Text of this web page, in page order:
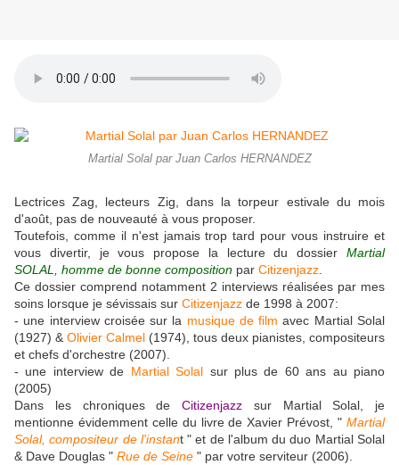
Martial Solal par Juan Carlos HERNANDEZ
Lectrices Zag, lecteurs Zig, dans la torpeur estivale du mois
d'août, pas de nouveauté à vous proposer.
Toutefois, comme il n'est jamais trop tard pour vous instruire et
vous divertir, je vous propose la lecture du dossier Martial
SOLAL, homme de bonne composition par Citizenjazz
Ce dossier comprend notamment 2 interviews réalisées par mes
soins lorsque je sévissais sur Citizenjazz de 1998 à 2007:
- une interview croisée sur la musique de film avec Martial Solal
(1927) & Olivier Calmel (1974), tous deux pianistes, compositeurs
et chefs d'orchestre (2007).
- une interview de Martial Solal sur plus de 60 ans au piano
(2005)
Dans les chroniques de Citizenjazz sur Martial Solal, je
mentionne évidemment celle du livre de Xavier Prévost, " Martial
Solal, compositeur de l'instant " et de l'album du duo Martial Solal
& Dave Douglas " Rue de Seine " par votre serviteur (2006).